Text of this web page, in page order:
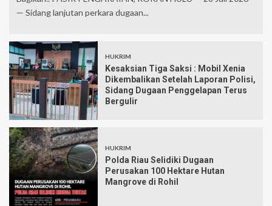
— Sidang lanjutan perkara dugaan...
HUKRIM
Kesaksian Tiga Saksi : Mobil Xenia
Dikembalikan Setelah Laporan Polisi,
Sidang Dugaan Penggelapan Terus
Bergulir
HUKRIM
Polda Riau Selidiki Dugaan
Perusakan 100 Hektare Hutan
Mangrove di Rohil